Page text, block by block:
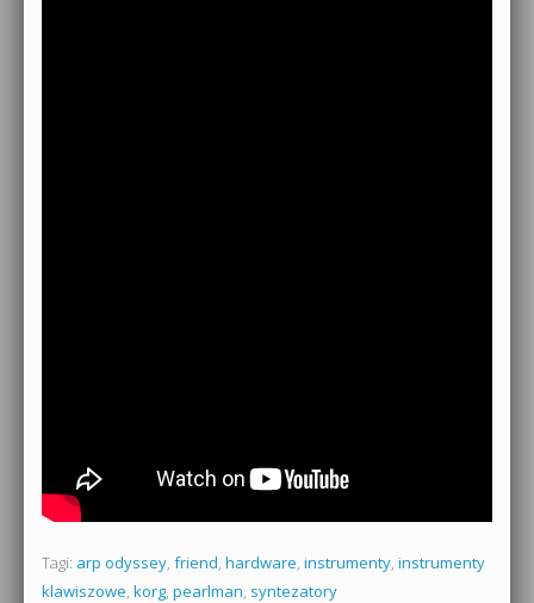
Tagi: arp odyssey, friend, hardware, instrumenty, instrumenty
klawiszowe, korg, pearlman, syntezatory